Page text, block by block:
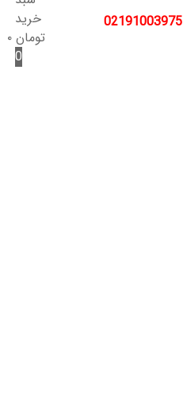
02191003975
خرید
تومان۰
0